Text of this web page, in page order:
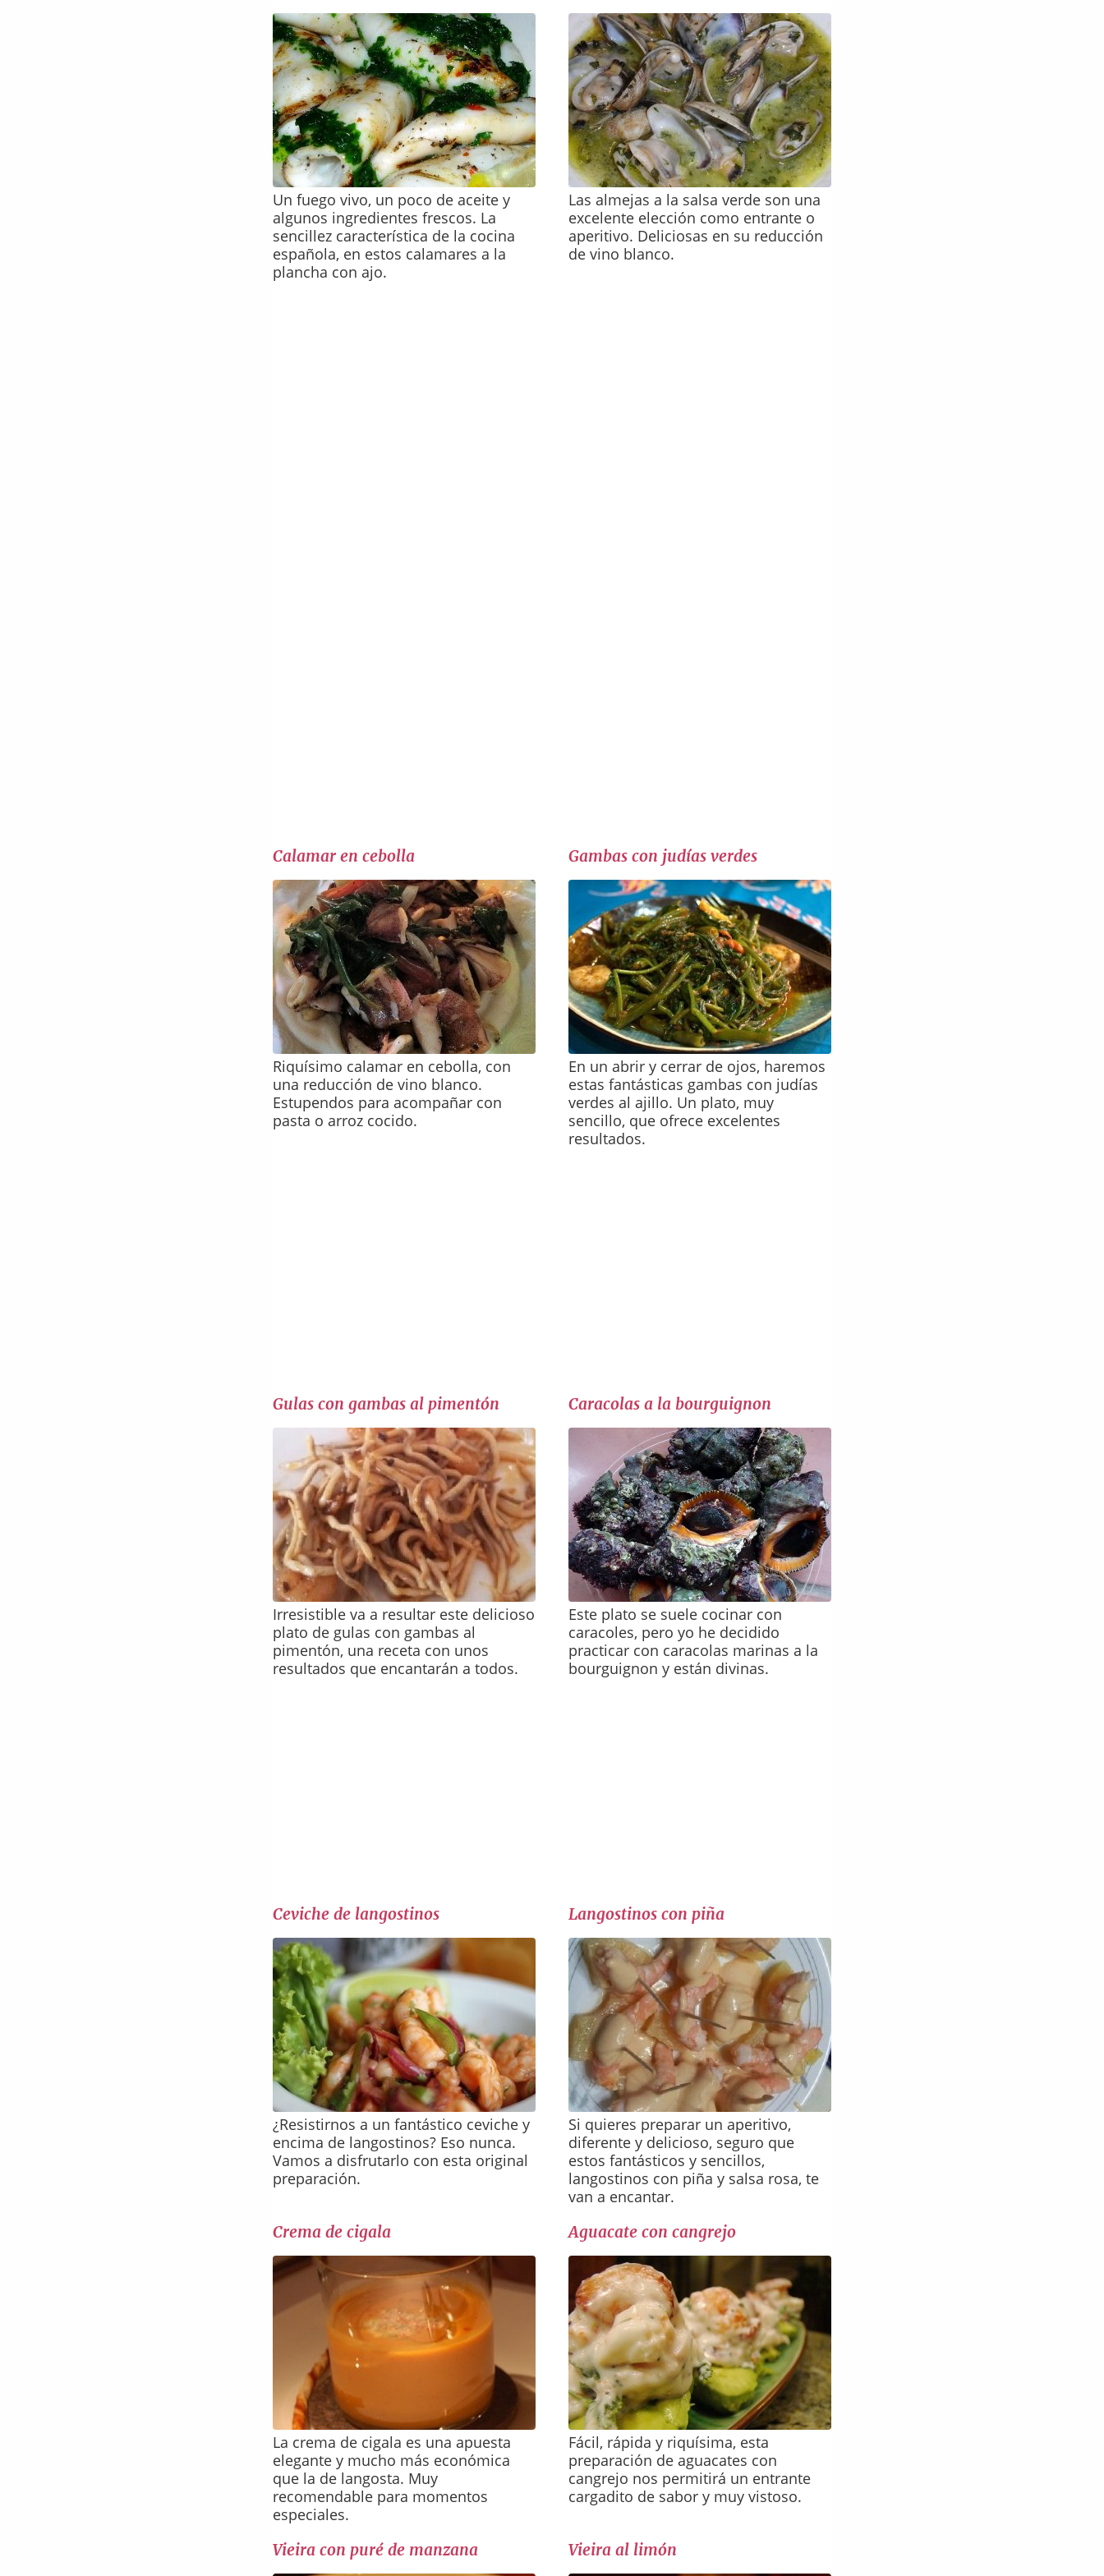
Un fuego vivo, un poco de aceite y
algunos ingredientes frescos. La
sencillez característica de la cocina
española, en estos calamares a la
plancha con ajo.
Las almejas a la salsa verde son una
excelente elección como entrante o
aperitivo. Deliciosas en su reducción
de vino blanco.
Calamar en cebolla
Riquísimo calamar en cebolla, con
una reducción de vino blanco.
Estupendos para acompañar con
pasta o arroz cocido.
Gambas con judías verdes
En un abrir y cerrar de ojos, haremos
estas fantásticas gambas con judías
verdes al ajillo. Un plato, muy
sencillo, que ofrece excelentes
resultados.
Gulas con gambas al pimentón
Irresistible va a resultar este delicioso
plato de gulas con gambas al
pimentón, una receta con unos
resultados que encantarán a todos.
Caracolas a la bourguignon
Este plato se suele cocinar con
caracoles, pero yo he decidido
practicar con caracolas marinas a la
bourguignon y están divinas.
Ceviche de langostinos
¿Resistirnos a un fantástico ceviche y
encima de langostinos? Eso nunca.
Vamos a disfrutarlo con esta original
preparación.
Langostinos con piña
Si quieres preparar un aperitivo,
diferente y delicioso, seguro que
estos fantásticos y sencillos,
langostinos con piña y salsa rosa, te
van a encantar.
Crema de cigala
La crema de cigala es una apuesta
elegante y mucho más económica
que la de langosta. Muy
recomendable para momentos
especiales.
Aguacate con cangrejo
Fácil, rápida y riquísima, esta
preparación de aguacates con
cangrejo nos permitirá un entrante
cargadito de sabor y muy vistoso.
Vieira con puré de manzana Vieira al limón